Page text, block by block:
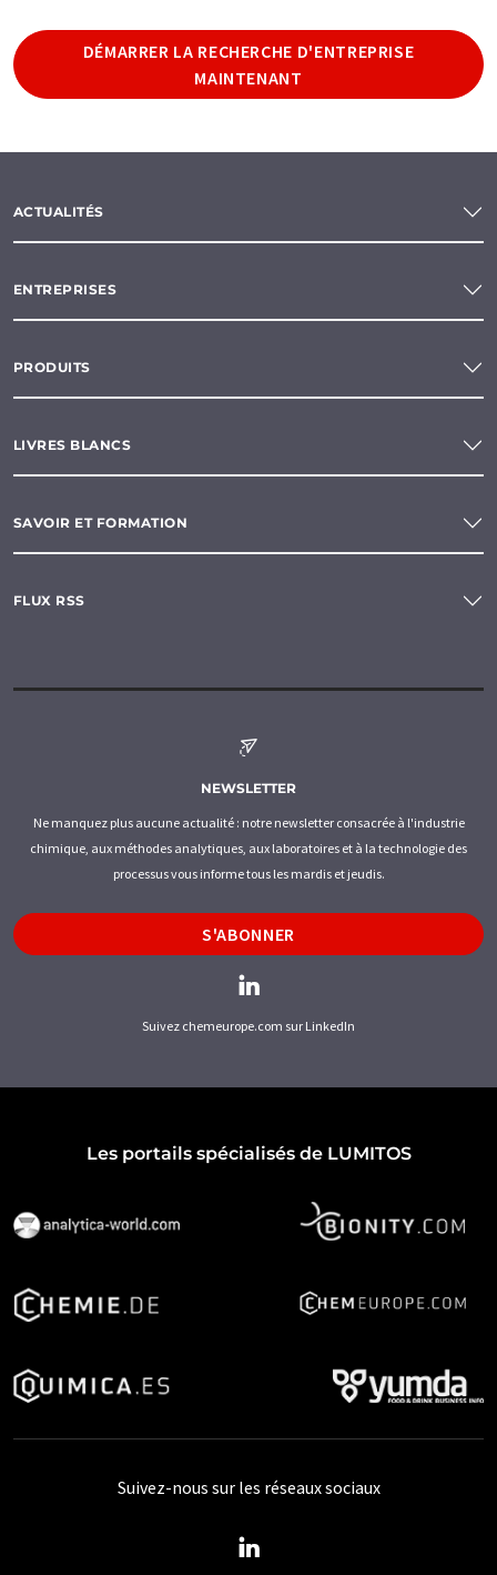
DÉMARRER LA RECHERCHE D'ENTREPRISE
MAINTENANT
ACTUALITÉS
ENTREPRISES
PRODUITS
LIVRES BLANCS
SAVOIR ET FORMATION
FLUX RSS
NEWSLETTER
Ne manquez plus aucune actualité : notre newsletter consacrée à l'industrie
chimique, aux méthodes analytiques, aux laboratoires et à la technologie des
processus vous informe tous les mardis et jeudis.
S'ABONNER
Suivez chemeurope.com sur LinkedIn
Les portails spécialisés de LUMITOS
Suivez-nous sur les réseaux sociaux